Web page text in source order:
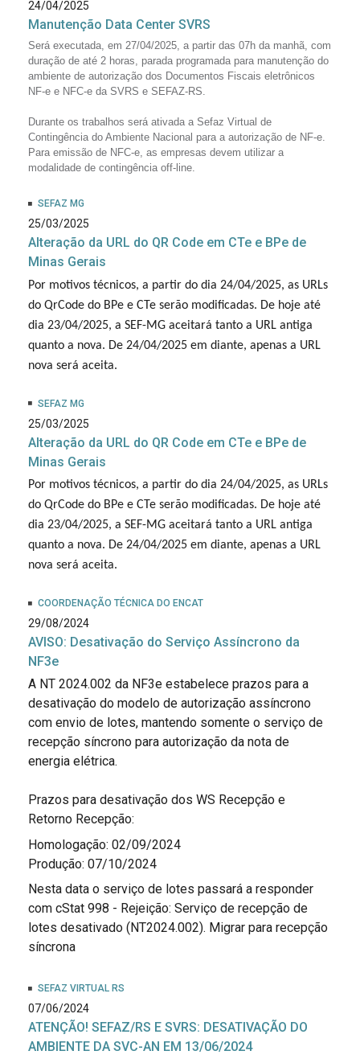
24/04/2025
Manutenção Data Center SVRS
Será executada, em 27/04/2025, a partir das 07h da manhã, com
duração de até 2 horas, parada programada para manutenção do
ambiente de autorização dos Documentos Fiscais eletrônicos
NF-e e NFC-e da SVRS e SEFAZ-RS.
Durante os trabalhos será ativada a Sefaz Virtual de
Contingência do Ambiente Nacional para a autorização de NF-e.
Para emissão de NFC-e, as empresas devem utilizar a
modalidade de contingência off-line.
SEFAZ MG
25/03/2025
Alteração da URL do QR Code em CTe e BPe de
Minas Gerais
Por motivos técnicos, a partir do dia 24/04/2025, as URLs
do QrCode do BPe e CTe serão modificadas. De hoje até
dia 23/04/2025, a SEF-MG aceitará tanto a URL antiga
quanto a nova. De 24/04/2025 em diante, apenas a URL
nova será aceita.
SEFAZ MG
25/03/2025
Alteração da URL do QR Code em CTe e BPe de
Minas Gerais
Por motivos técnicos, a partir do dia 24/04/2025, as URLs
do QrCode do BPe e CTe serão modificadas. De hoje até
dia 23/04/2025, a SEF-MG aceitará tanto a URL antiga
quanto a nova. De 24/04/2025 em diante, apenas a URL
nova será aceita.
COORDENAÇÃO TÉCNICA DO ENCAT
29/08/2024
AVISO: Desativação do Serviço Assíncrono da
NF3e
A NT 2024.002 da NF3e estabelece prazos para a
desativação do modelo de autorização assíncrono
com envio de lotes, mantendo somente o serviço de
recepção síncrono para autorização da nota de
energia elétrica.
Prazos para desativação dos WS Recepção e
Retorno Recepção:
Homologação: 02/09/2024
Produção: 07/10/2024
Nesta data o serviço de lotes passará a responder
com cStat 998 - Rejeição: Serviço de recepção de
lotes desativado (NT2024.002). Migrar para recepção
síncrona
SEFAZ VIRTUAL RS
07/06/2024
ATENÇÃO! SEFAZ/RS E SVRS: DESATIVAÇÃO DO
AMBIENTE DA SVC-AN EM 13/06/2024